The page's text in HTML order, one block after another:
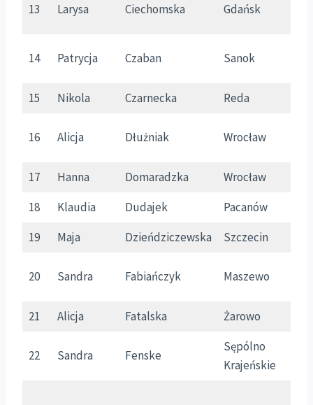
13 Larysa Ciechomska Gdańsk
14 Patrycja Czaban Sanok
15 Nikola Czarnecka Reda
16 Alicja Dłużniak Wrocław
17 Hanna Domaradzka Wrocław
18
Klaudia Dudajek Pacanów
19
Maja Dzieńdziczewska Szczecin
20 Sandra Fabiańczyk Maszewo
21 Alicja Fatalska Żarowo
22 Sandra Fenske
Sępólno
Krajeńskie